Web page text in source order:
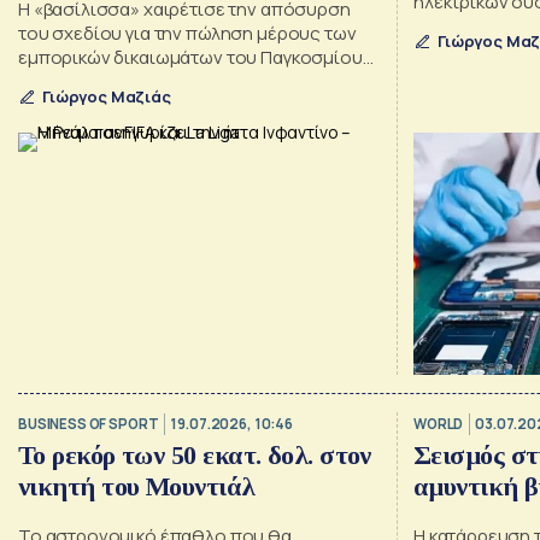
Η «βασίλισσα» χαιρέτισε την απόσυρση
του σχεδίου για την πώληση μέρους των
εμπορικών δικαιωμάτων του Παγκοσμίου
αντίστασή της και συνέδεσε την υπόθεση
με τη δική της πολυετή σύγκρουση για τη
συμφωνία της La Liga με το επενδυτικό
Γιώργος Μαζιάς
Γιώργος
BUSINESS OF SPORT 19.07.2026, 10:46
Το ρεκόρ των 50 εκατ. δολ. στον
νικητή του Μουντιάλ
WORLD
Σεισμός
αμυντική